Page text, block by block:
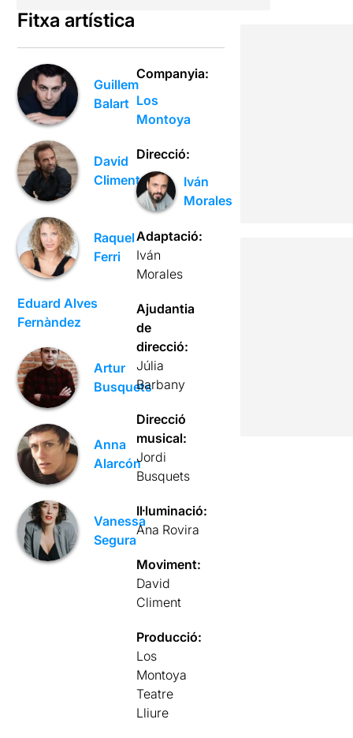
Fitxa artística
Guillem
Balart
David
Climent
Raquel
Ferri
Eduard Alves
Fernàndez
Artur
Busquets
Anna
Alarcón
Vanessa
Segura
Companyia:
Los
Montoya
Direcció:
Iván
Morales
Adaptació:
Iván
Morales
Ajudantia
de
direcció:
Júlia
Barbany
Direcció
musical:
Jordi
Busquets
Il·luminació:
Ana Rovira
Moviment:
David
Climent
Producció:
Los
Montoya
Teatre
Lliure